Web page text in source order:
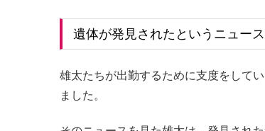
遺体が発見されたというニュース
雄太たちが出勤するために支度をして
ました。